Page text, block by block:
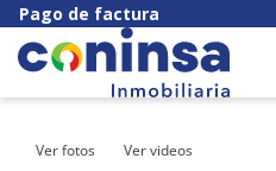
Pago de factura
Ver fotos Ver videos